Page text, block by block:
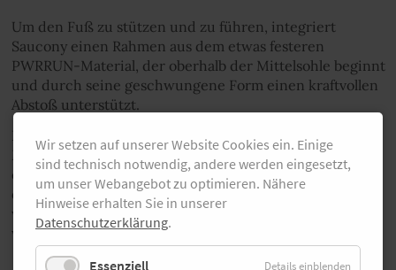
Um den Fuß zu stützen und zu führen, integriert
Saucony einen Rahmen aus dem etwas festeren
PWRRUN-Material, der oberhalb der Mittelsohle beginnt
und durch seine geschwungene Form einen kraftvollen
Abstoß unterstützt.
Ein weiteres Highlight ist die durchgehend konturierte
Mittelsohle, die ein tiefes Einsinken ermöglicht und für
ein weiches Tragegefühl sorgt. Das Mesh-Obermaterial
desSaucony Tempusist leicht und atmungsaktiv und
wurde für eine optimale Luftzirkulation auch unter
wärmeren Bedingungen entwickelt.
Wir setzen auf unserer Website Cookies ein. Einige
sind technisch notwendig, andere werden eingesetzt,
um unser Webangebot zu optimieren. Nähere
Hinweise erhalten Sie in unserer
Datenschutzerklärung.
Essenziell Details einblenden